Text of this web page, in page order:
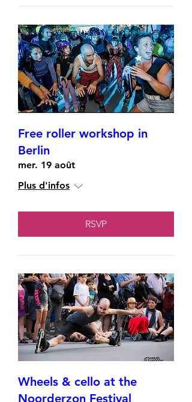
Free roller workshop in
Berlin
mer. 19 août
Plus d'infos
RSVP
Wheels & cello at the
Noorderzon Festival